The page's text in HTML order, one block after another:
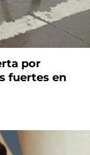
por
fuertes en